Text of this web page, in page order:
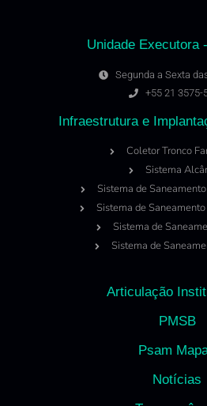
Unidade Executora
Segunda a Sexta
+55 21 3575-
Infraestrutura e
Coletor Tronco
Sistema
Sistema de
Sistema de
Sistema de
Sistema de
Articulação
PMSB
Psam
Notícias